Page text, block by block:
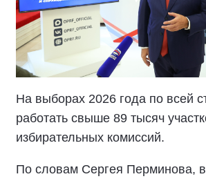
На выборах 2026 года по всей
работать свыше 89 тысяч
избирательных комиссий.
По словам Сергея Перминова,